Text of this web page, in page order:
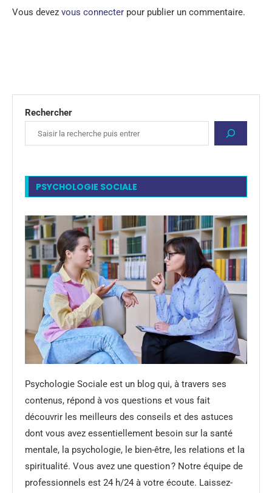
Vous devez vous connecter pour publier un commentaire.
Rechercher
PSYCHOLOGIE SOCIALE
Psychologie Sociale est un blog qui, à travers ses
contenus, répond à vos questions et vous fait
découvrir les meilleurs des conseils et des astuces
dont vous avez essentiellement besoin sur la santé
mentale, la psychologie, le bien-être, les relations et la
spiritualité. Vous avez une question ? Notre équipe de
professionnels est 24 h/24 à votre écoute. Laissez-